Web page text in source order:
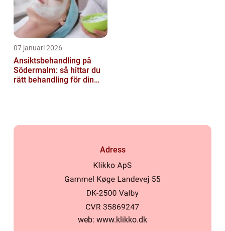
07 januari 2026
Ansiktsbehandling på
Södermalm: så hittar du
rätt behandling för din
Adress
web: www.klikko.dk